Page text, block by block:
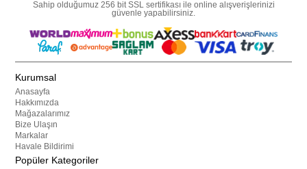
Sahip olduğumuz 256 bit SSL sertifikası ile online alışverişlerinizi
güvenle yapabilirsiniz.
Kurumsal
Anasayfa
Hakkımızda
Mağazalarımız
Bize Ulaşın
Markalar
Havale Bildirimi
Popüler Kategoriler